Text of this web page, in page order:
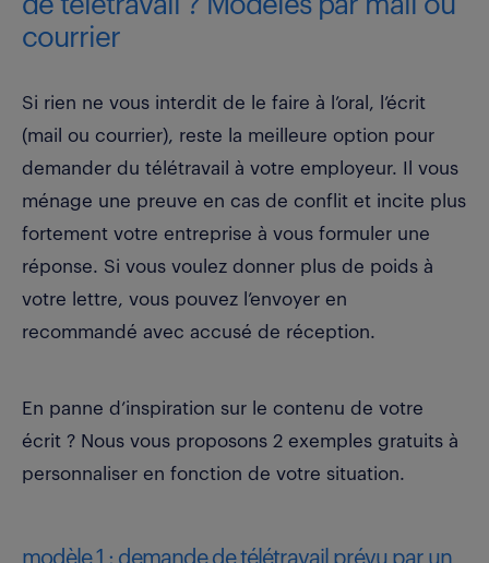
courrier
Si rien ne vous interdit de le faire à l’oral, l’écrit
(mail ou courrier), reste la meilleure option pour
demander du télétravail à votre employeur. Il vous
ménage une preuve en cas de conflit et incite plus
fortement votre entreprise à vous formuler une
réponse. Si vous voulez donner plus de poids à
votre lettre, vous pouvez l’envoyer en
recommandé avec accusé de réception.
En panne d’inspiration sur le contenu de votre
écrit ? Nous vous proposons 2 exemples gratuits à
personnaliser en fonction de votre situation.
modèle 1 : demande de télétravail prévu par un